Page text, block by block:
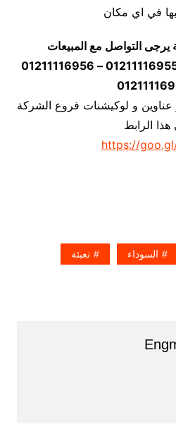
في اي مكان
يرجى التواصل مع المبيعات
موبايل 01211116954 – 01211116955 – 01211116956
عناوين و لوكيشنات فروع الشركة
الرابط
https://
السوداء تعبئة